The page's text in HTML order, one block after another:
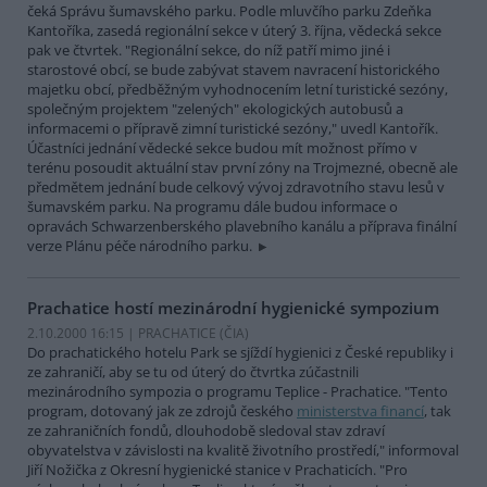
čeká Správu šumavského parku. Podle mluvčího parku Zdeňka
Kantoříka, zasedá regionální sekce v úterý 3. října, vědecká sekce
pak ve čtvrtek. "Regionální sekce, do níž patří mimo jiné i
starostové obcí, se bude zabývat stavem navracení historického
majetku obcí, předběžným vyhodnocením letní turistické sezóny,
společným projektem "zelených" ekologických autobusů a
informacemi o přípravě zimní turistické sezóny," uvedl Kantořík.
Účastníci jednání vědecké sekce budou mít možnost přímo v
terénu posoudit aktuální stav první zóny na Trojmezné, obecně ale
předmětem jednání bude celkový vývoj zdravotního stavu lesů v
šumavském parku. Na programu dále budou informace o
opravách Schwarzenberského plavebního kanálu a příprava finální
verze Plánu péče národního parku.
Prachatice hostí mezinárodní hygienické sympozium
2.10.2000 16:15 | PRACHATICE (ČIA)
Do prachatického hotelu Park se sjíždí hygienici z České republiky i
ze zahraničí, aby se tu od úterý do čtvrtka zúčastnili
mezinárodního sympozia o programu Teplice - Prachatice. "Tento
program, dotovaný jak ze zdrojů českého ministerstva financí, tak
ze zahraničních fondů, dlouhodobě sledoval stav zdraví
obyvatelstva v závislosti na kvalitě životního prostředí," informoval
Jiří Nožička z Okresní hygienické stanice v Prachaticích. "Pro